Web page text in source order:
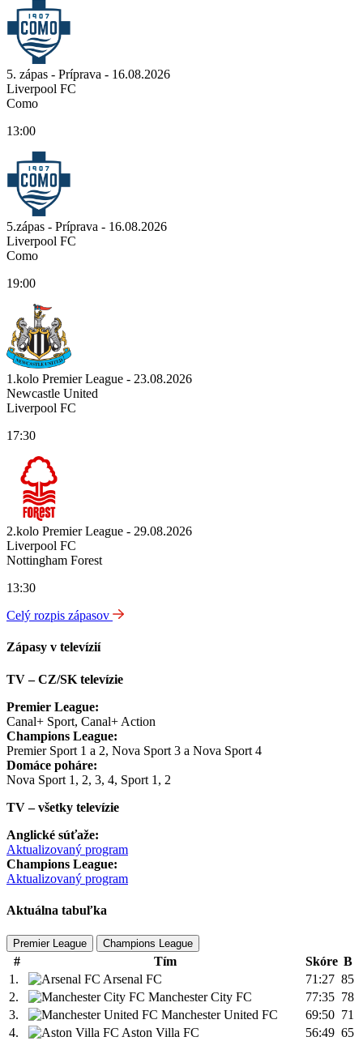
5. zápas - Príprava - 16.08.2026
Liverpool FC
Como
13:00
5.zápas - Príprava - 16.08.2026
Liverpool FC
Como
19:00
1.kolo Premier League - 23.08.2026
Newcastle United
Liverpool FC
17:30
2.kolo Premier League - 29.08.2026
Liverpool FC
Nottingham Forest
13:30
Celý rozpis zápasov
Zápasy v televízií
TV – CZ/SK televízie
Premier League:
Canal+ Sport, Canal+ Action
Champions League:
Premier Sport 1 a 2, Nova Sport 3 a Nova Sport 4
Domáce poháre:
Nova Sport 1, 2, 3, 4, Sport 1, 2
TV – všetky televízie
Anglické súťaže:
Aktualizovaný program
Champions League:
Aktualizovaný program
Aktuálna tabuľka
Premier League Champions League
# Tím Skóre B
1.
Arsenal FC 71:27 85
2.
Manchester City FC 77:35 78
3.
Manchester United FC 69:50 71
4.
Aston Villa FC 56:49 65